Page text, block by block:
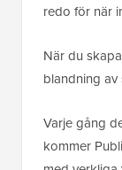
redo för när
När du
blandning
Varje gång
kommer